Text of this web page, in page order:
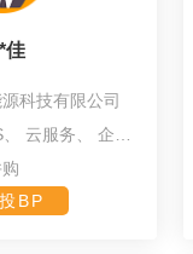
佳
科技有限公司
云服务、 企业
洁能源
BP